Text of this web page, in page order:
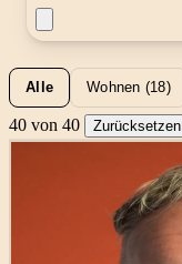
Alle Wohnen (18)
40 von 40 Zurücksetzen